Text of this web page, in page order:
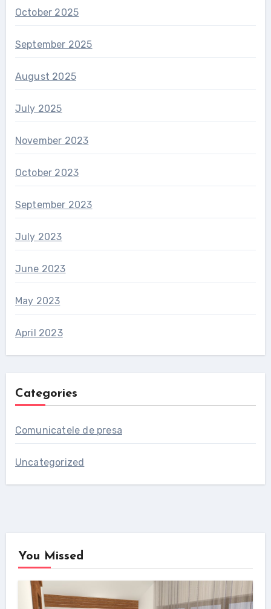
October 2025
September 2025
August 2025
July 2025
November 2023
October 2023
September 2023
July 2023
June 2023
May 2023
April 2023
Categories
Comunicatele de presa
Uncategorized
You Missed